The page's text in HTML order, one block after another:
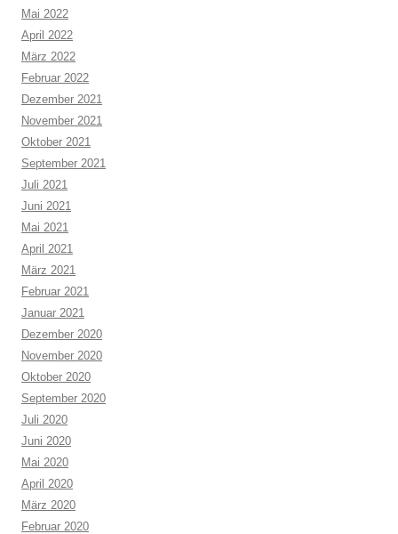
Mai 2022
April 2022
März 2022
Februar 2022
Dezember 2021
November 2021
Oktober 2021
September 2021
Juli 2021
Juni 2021
Mai 2021
April 2021
März 2021
Februar 2021
Januar 2021
Dezember 2020
November 2020
Oktober 2020
September 2020
Juli 2020
Juni 2020
Mai 2020
April 2020
März 2020
Februar 2020